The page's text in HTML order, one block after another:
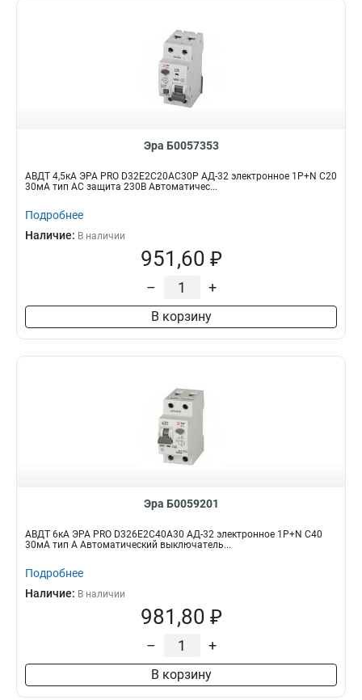
Эра Б0057353
АВДТ 4,5кА ЭРА PRO D32E2C20АC30P АД-32 электронное 1P+N C20
30мА тип АC защита 230В Автоматичес...
Подробнее
Наличие: В наличии
951,60 ₽
– +
В корзину
Эра Б0059201
АВДТ 6кА ЭРА PRO D326E2C40A30 АД-32 электронное 1P+N C40
30мА тип A Автоматический выключатель...
Подробнее
Наличие: В наличии
981,80 ₽
– +
В корзину